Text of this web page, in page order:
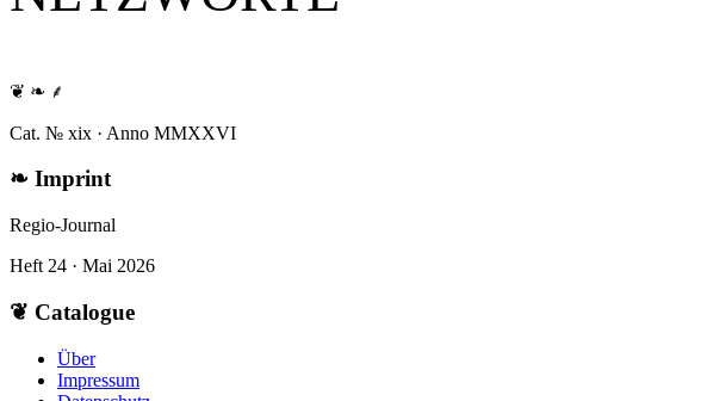
❦ ❧ ⸙
Cat. № xix · Anno MMXXVI
❧ Imprint
Regio-Journal
Heft 24 · Mai 2026
❦ Catalogue
Über
Impressum